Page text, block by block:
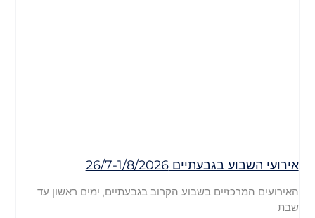
אירועי השבוע בגבעתיים 26/7-1/8/2026
האירועים המרכזיים בשבוע הקרוב בגבעתיים, ימים ראשון עד
שבת